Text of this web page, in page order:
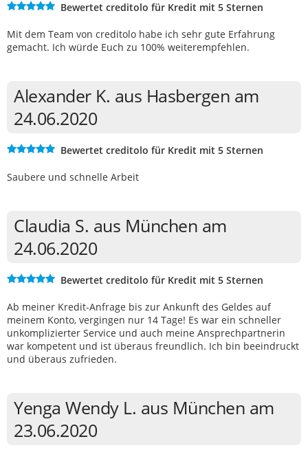
Bewertet creditolo für Kredit mit 5 Sternen
Mit dem Team von creditolo habe ich sehr gute Erfahrung
gemacht. Ich würde Euch zu 100% weiterempfehlen.
Alexander K. aus Hasbergen am
24.06.2020
Bewertet creditolo für Kredit mit 5 Sternen
Saubere und schnelle Arbeit
Claudia S. aus München am
24.06.2020
Bewertet creditolo für Kredit mit 5 Sternen
Ab meiner Kredit-Anfrage bis zur Ankunft des Geldes auf
meinem Konto, vergingen nur 14 Tage! Es war ein schneller
unkomplizierter Service und auch meine Ansprechpartnerin
war kompetent und ist überaus freundlich. Ich bin beeindruckt
und überaus zufrieden.
Yenga Wendy L. aus München am
23.06.2020